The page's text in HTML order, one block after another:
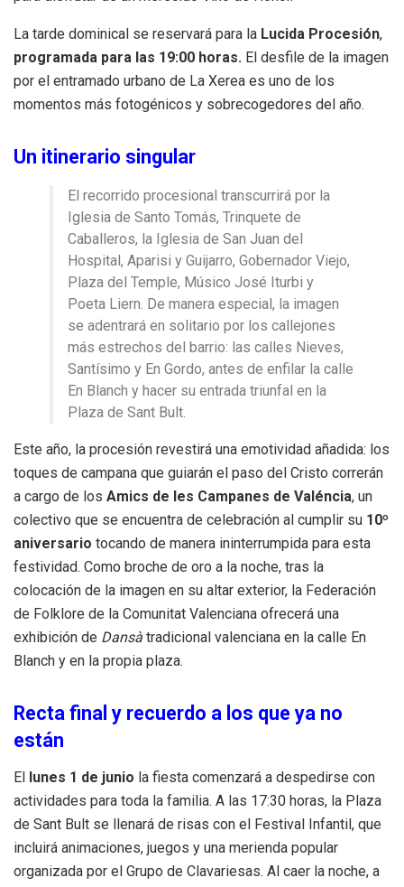
La tarde dominical se reservará para la Lucida Procesión,
programada para las 19:00 horas. El desfile de la imagen
por el entramado urbano de La Xerea es uno de los
momentos más fotogénicos y sobrecogedores del año.
Un itinerario singular
El recorrido procesional transcurrirá por la
Iglesia de Santo Tomás, Trinquete de
Caballeros, la Iglesia de San Juan del
Hospital, Aparisi y Guijarro, Gobernador Viejo,
Plaza del Temple, Músico José Iturbi y
Poeta Liern. De manera especial, la imagen
se adentrará en solitario por los callejones
más estrechos del barrio: las calles Nieves,
Santísimo y En Gordo, antes de enfilar la calle
En Blanch y hacer su entrada triunfal en la
Plaza de Sant Bult.
Este año, la procesión revestirá una emotividad añadida: los
toques de campana que guiarán el paso del Cristo correrán
a cargo de los Amics de les Campanes de Valéncia, un
colectivo que se encuentra de celebración al cumplir su 10º
aniversario tocando de manera ininterrumpida para esta
festividad. Como broche de oro a la noche, tras la
colocación de la imagen en su altar exterior, la Federación
de Folklore de la Comunitat Valenciana ofrecerá una
exhibición de Dansà tradicional valenciana en la calle En
Blanch y en la propia plaza.
Recta final y recuerdo a los que ya no
están
El lunes 1 de junio la fiesta comenzará a despedirse con
actividades para toda la familia. A las 17:30 horas, la Plaza
de Sant Bult se llenará de risas con el Festival Infantil, que
incluirá animaciones, juegos y una merienda popular
organizada por el Grupo de Clavariesas. Al caer la noche, a